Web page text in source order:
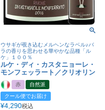
ウサギが覗き込むメルヘンなラベル♪バ
ラの香りを思わせる華やかな品種「ル
ケ」１００％
ルケ・ディ・カスタニョーレ・
モンフェッラート／クリオリン
赤
自然派
クール便でお届け
¥4,290税込